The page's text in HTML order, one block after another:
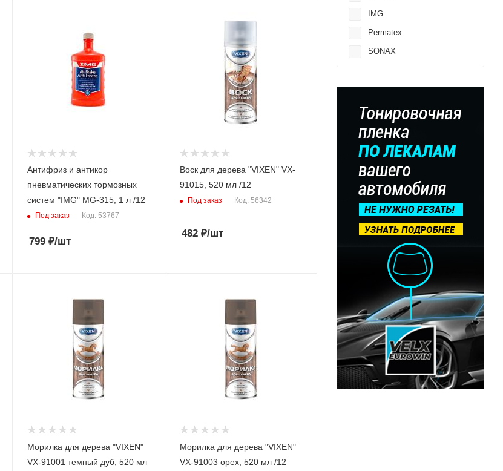
Антифриз и антикор
пневматических тормозных
систем "IMG" MG-315, 1 л /12
Под заказ Код: 53767
799 ₽/шт
Воск для дерева "VIXEN" VX-
91015, 520 мл /12
Под заказ Код: 56342
482₽/шт
Морилка для дерева "VIXEN"
VX-91001 темный дуб, 520 мл
Морилка для дерева "VIXEN"
VX-91003 орех, 520 мл /12
IMG
Permatex
SONAX